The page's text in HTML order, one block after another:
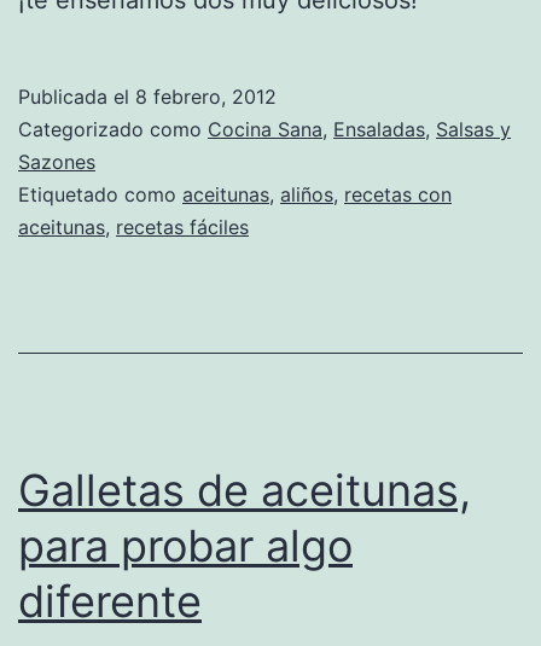
Publicada el 8 febrero, 2012
Categorizado como Cocina Sana, Ensaladas, Salsas y
Sazones
Etiquetado como aceitunas, aliños, recetas con
aceitunas, recetas fáciles
Galletas de aceitunas,
para probar algo
diferente